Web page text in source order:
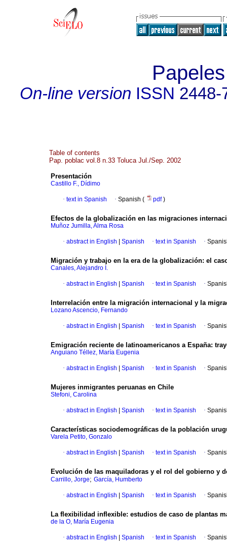
On-line version ISSN 2448-
Table of contents
Pap. poblac vol.8 n.33 Toluca Jul./Sep. 2002
Presentación
Castillo F., Dídimo
· text in Spanish · Spanish ( pdf)
Efectos de la globalización en las migraciones
Muñoz Jumilla, Alma Rosa
· abstract in English Spanish · text in Spanish ·
Migración y trabajo en la era de la globalización: el
Canales, Alejandro I.
· abstract in English Spanish · text in Spanish ·
Interrelación entre la migración internacional y la
Lozano Ascencio, Fernando
· abstract in English Spanish · text in Spanish ·
Emigración reciente de latinoamericanos a España:
Anguiano Téllez, María Eugenia
· abstract in English Spanish · text in Spanish ·
Mujeres inmigrantes peruanas en Chile
Stefoni, Carolina
· abstract in English Spanish · text in Spanish ·
Características sociodemográficas de la población
Varela Petito, Gonzalo
· abstract in English Spanish · text in Spanish ·
Evolución de las maquiladoras y el rol del gobierno y
Carrillo, Jorge; García, Humberto
· abstract in English Spanish · text in Spanish ·
La flexibilidad inflexible: estudios de caso de plantas
de la O, María Eugenia
· abstract in English Spanish · text in Spanish ·